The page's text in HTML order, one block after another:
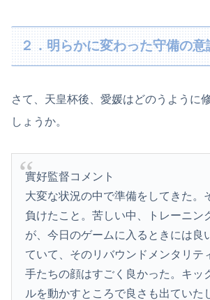
２．明らかに変わった守備の意
さて、天皇杯後、愛媛はどのうように
しょうか。
實好監督コメント
大変な状況の中で準備をしてきた。
負けたこと。苦しい中、トレーニン
が、今日のゲームに入るときには良
ていて、そのリバウンドメンタリテ
手たちの顔はすごく良かった。キッ
ルを動かすところで良さも出ていた